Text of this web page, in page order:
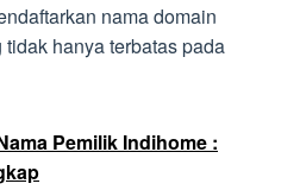
nama domain
hanya terbatas pada
Pemilik Indihome :